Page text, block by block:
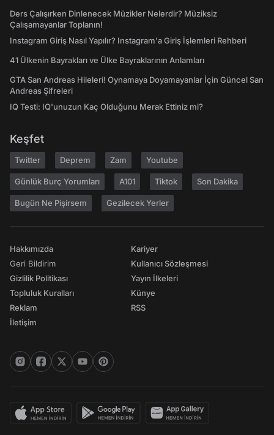
Ders Çalışırken Dinlenecek Müzikler Nelerdir? Müziksiz
Çalışamayanlar Toplanın!
Instagram Giriş Nasıl Yapılır? Instagram'a Giriş İşlemleri Rehberi
41 Ülkenin Bayrakları ve Ülke Bayraklarının Anlamları
GTA San Andreas Hileleri! Oynamaya Doyamayanlar İçin Güncel San
Andreas Şifreleri
IQ Testi: IQ'unuzun Kaç Olduğunu Merak Ettiniz mi?
Keşfet
Twitter Deprem Zam Youtube
Günlük Burç Yorumları A101 Tiktok Son Dakika
Bugün Ne Pişirsem Gezilecek Yerler
Hakkımızda
Geri Bildirim
Gizlilik Politikası
Topluluk Kuralları
Reklam
İletişim
Kariyer
Kullanıcı Sözleşmesi
Yayın İlkeleri
Künye
RSS